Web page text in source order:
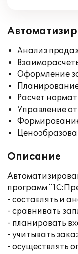
Анализ
Оформление
Расчет
Управление
Описание
программ
- составлять и
- сравнивать
- планировать
- учитывать
- осуществлять